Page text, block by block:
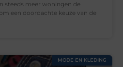
steeds meer woningen de
een doordachte keuze van de
MODE EN KLEDING